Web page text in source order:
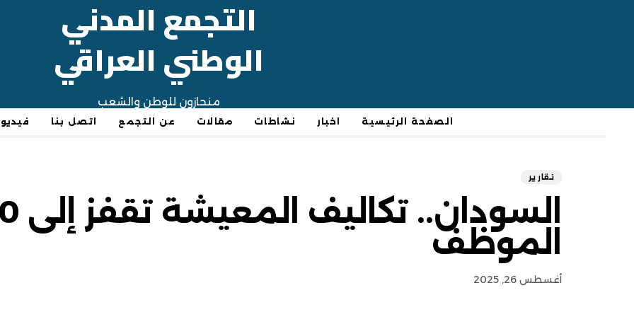
التجمع المدني
الوطني العراقي
منحازون للوطن والشعب
الصفحة الرئيسية اخبار نشاطات مقالات عن التجمع اتصل بنا
تقارير
الموظف
أغسطس 26, 2025